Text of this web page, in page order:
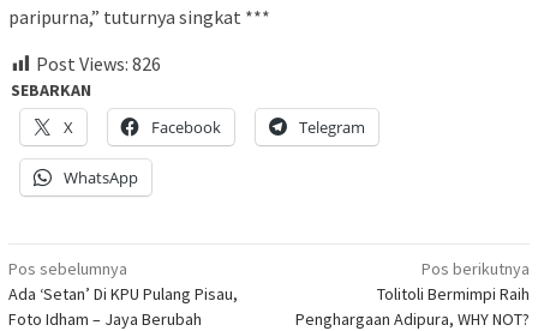
paripurna,” tuturnya singkat ***
Post Views: 826
SEBARKAN
X
Facebook Telegram
WhatsApp
Navigasi
pos
Pos sebelumnya
Ada ‘Setan’ Di KPU Pulang Pisau,
Foto Idham – Jaya Berubah
Pos berikutnya
Tolitoli Bermimpi Raih
Penghargaan Adipura, WHY NOT?